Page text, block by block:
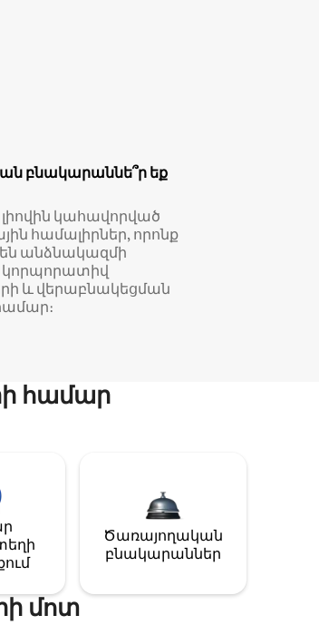
բնակարաննե՞ր եք
լիովին կահավորված
համալիրներ, որոնք
անձնակազմի
կորպորատիվ
և վերաբնակեցման
համար
Ծառայողական
բնակարաններ
մոտ